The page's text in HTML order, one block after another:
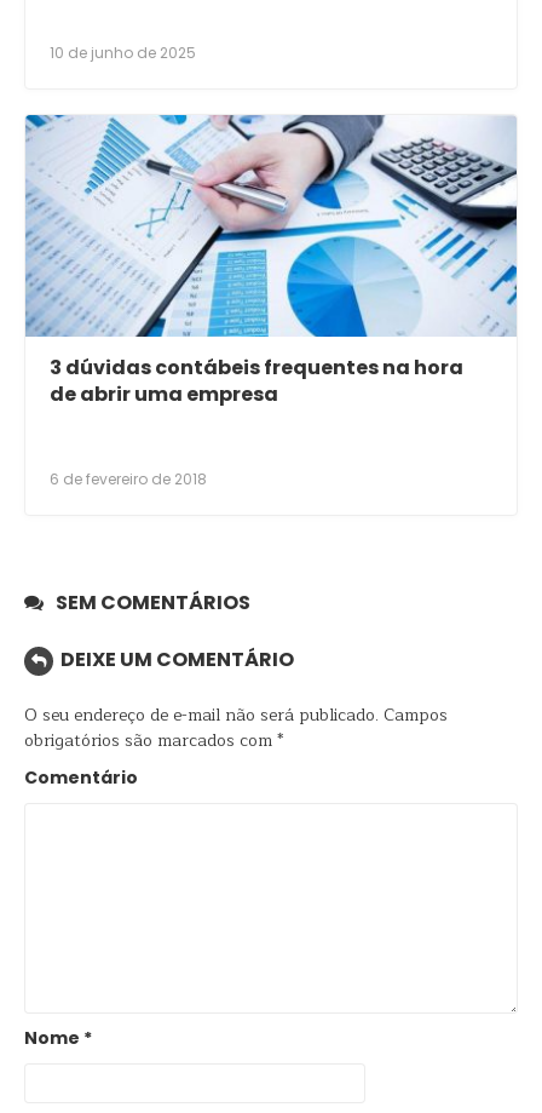
10 de junho de 2025
3 dúvidas contábeis frequentes na hora
de abrir uma empresa
6 de fevereiro de 2018
SEM COMENTÁRIOS
DEIXE UM COMENTÁRIO
O seu endereço de e-mail não será publicado. Campos
obrigatórios são marcados com*
Comentário
Nome *